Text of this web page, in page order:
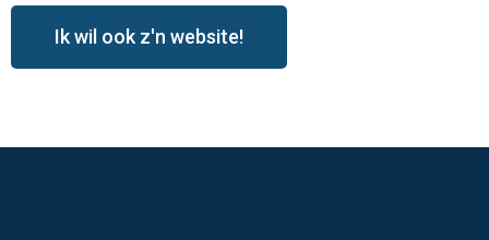
Ik wil ook z'n website!